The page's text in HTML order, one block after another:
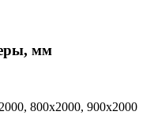
мм
800x2000, 900x2000